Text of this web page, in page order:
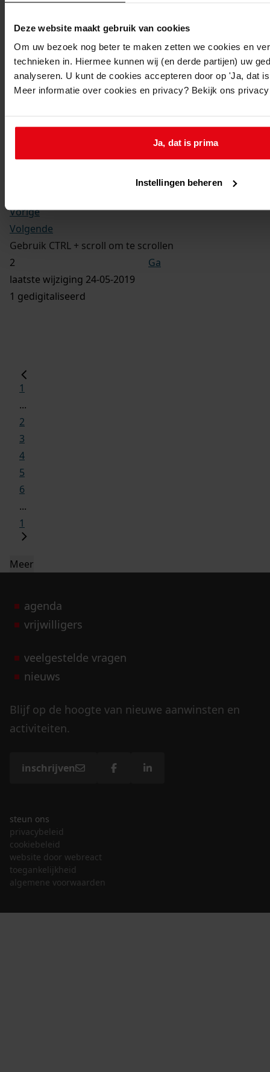
Deze website maakt gebruik van cookies
Om uw bezoek nog beter te maken zetten we cookies en
technieken in. Hiermee kunnen wij (en derde partijen) uw
analyseren. U kunt de cookies accepteren door op 'Ja, dat
Meer informatie over cookies en privacy? Bekijk ons
Ja, dat is prima
Instellingen beheren
Toegangsnummer:
1702-09 Doop-, trouw- en begraafboeken Enkhuizen,
1581-1910
Inventarisnummer :
12
2.
Dit bestand is nog niet gecontroleerd op volledigheid
Vorige
Volgende
Gebruik CTRL + scroll om te scrollen
Ga
laatste wijziging 24-05-2019
1 gedigitaliseerd
1
...
2
3
4
5
6
...
1
Meer
agenda
vrijwilligers
veelgestelde vragen
nieuws
Blijf op de hoogte van nieuwe aanwinsten en
activiteiten.
inschrijven
steun ons
privacybeleid
cookiebeleid
website door webreact
toegankelijkheid
algemene voorwaarden